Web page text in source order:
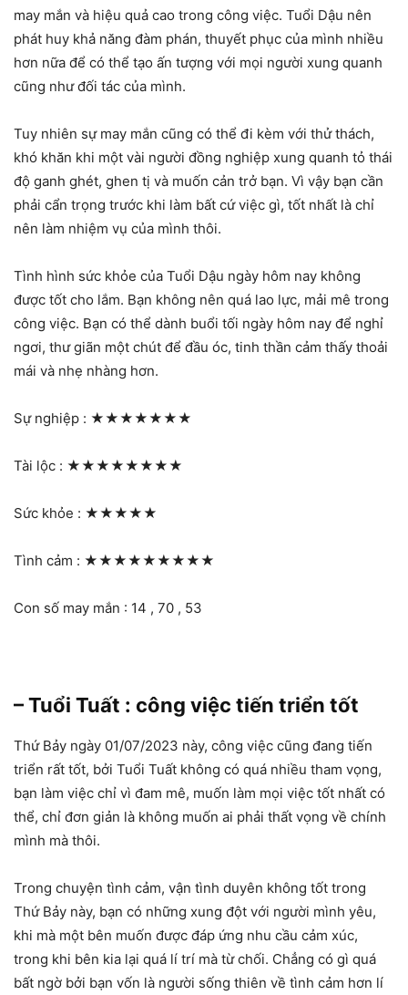
may mắn và hiệu quả cao trong công việc. Tuổi Dậu nên
phát huy khả năng đàm phán, thuyết phục của mình nhiều
hơn nữa để có thể tạo ấn tượng với mọi người xung quanh
cũng như đối tác của mình.
Tuy nhiên sự may mắn cũng có thể đi kèm với thử thách,
khó khăn khi một vài người đồng nghiệp xung quanh tỏ thái
độ ganh ghét, ghen tị và muốn cản trở bạn. Vì vậy bạn cần
phải cẩn trọng trước khi làm bất cứ việc gì, tốt nhất là chỉ
nên làm nhiệm vụ của mình thôi.
Tình hình sức khỏe của Tuổi Dậu ngày hôm nay không
được tốt cho lắm. Bạn không nên quá lao lực, mải mê trong
công việc. Bạn có thể dành buổi tối ngày hôm nay để nghỉ
ngơi, thư giãn một chút để đầu óc, tinh thần cảm thấy thoải
mái và nhẹ nhàng hơn.
Sự nghiệp : ★★★★★★★
Tài lộc : ★★★★★★★★
Sức khỏe : ★★★★★
Tình cảm : ★★★★★★★★★
Con số may mắn : 14 , 70 , 53
– Tuổi Tuất : công việc tiến triển tốt
Thứ Bảy ngày 01/07/2023 này, công việc cũng đang tiến
triển rất tốt, bởi Tuổi Tuất không có quá nhiều tham vọng,
bạn làm việc chỉ vì đam mê, muốn làm mọi việc tốt nhất có
thể, chỉ đơn giản là không muốn ai phải thất vọng về chính
mình mà thôi.
Trong chuyện tình cảm, vận tình duyên không tốt trong
Thứ Bảy này, bạn có những xung đột với người mình yêu,
khi mà một bên muốn được đáp ứng nhu cầu cảm xúc,
trong khi bên kia lại quá lí trí mà từ chối. Chẳng có gì quá
bất ngờ bởi bạn vốn là người sống thiên về tình cảm hơn lí